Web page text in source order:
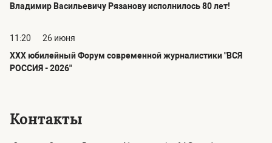
Владимир Васильевичу Рязанову исполнилось 80 лет!
11:20
26 июня
ХХХ юбилейный Форум современной журналистики "ВСЯ
РОССИЯ - 2026"
Контакты